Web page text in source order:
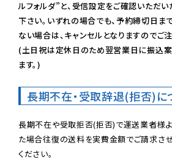
ルフォルダ”と、受信設定をご確認いただ
下さい。いずれの場合でも、予約締切日ま
ない場合は、キャンセルとなりますのでご
(土日祝は定休日のため翌営業日に振込
ます。)
長期不在・受取辞退(拒否)に
長期不在や受取拒否(拒否)で運送業者様
た場合往復の送料を実費金額でご請求さ
ください。